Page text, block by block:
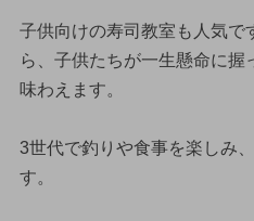
子供向けの寿司教室も人気で
ら、子供たちが一生懸命に
味わえます。
3世代で釣りや食事を楽しみ
す。